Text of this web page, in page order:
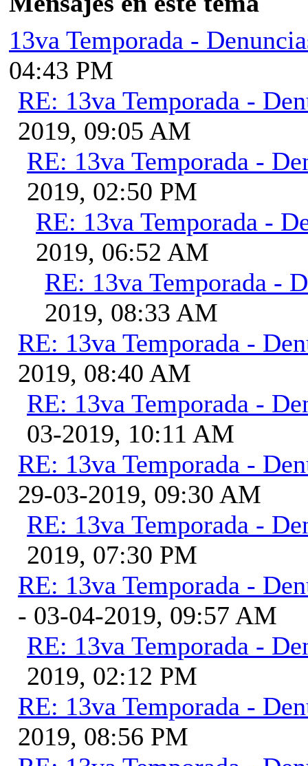
13va Temporada -
04:43 PM
RE: 13va Temporada -
2019, 09:05 AM
RE: 13va Temporada -
2019, 02:50 PM
RE: 13va Temporada -
2019, 06:52 AM
RE: 13va Temporada -
2019, 08:33 AM
RE: 13va Temporada -
2019, 08:40 AM
RE: 13va Temporada -
03-2019, 10:11 AM
RE: 13va Temporada -
29-03-2019, 09:30 AM
RE: 13va Temporada -
2019, 07:30 PM
RE: 13va Temporada -
- 03-04-2019, 09:57 AM
RE: 13va Temporada -
2019, 02:12 PM
RE: 13va Temporada -
2019, 08:56 PM